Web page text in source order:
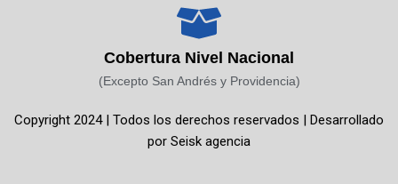
o
o
-
t
a
g
r
m
b
e
k
Cobertura Nivel Nacional
(Excepto San Andrés y Providencia)
Copyright 2024 | Todos los derechos reservados | Desarrollado
por Seisk agencia